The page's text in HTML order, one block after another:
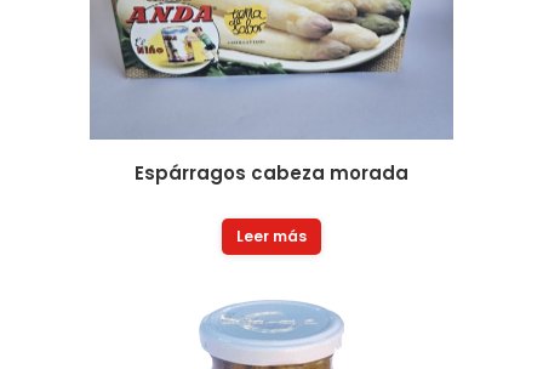
Espárragos cabeza morada
Leer más